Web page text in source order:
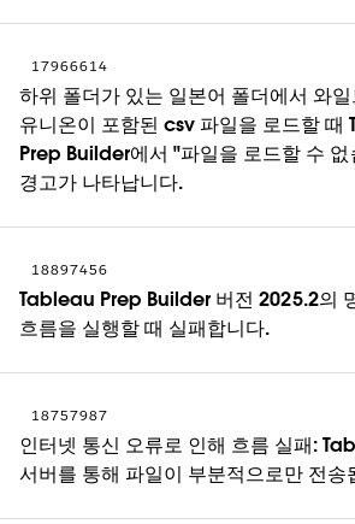
17966614
하위 폴더가 있는 일본어 폴더에서 와
유니온이 포함된 csv 파일을 로드할 때
Prep Builder에서 "파일을 로드할 수 없
경고가 나타납니다.
18897456
Tableau Prep Builder 버전 2025.2의
흐름을 실행할 때 실패합니다.
18757987
인터넷 통신 오류로 인해 흐름 실패:
서버를 통해 파일이 부분적으로만 전송